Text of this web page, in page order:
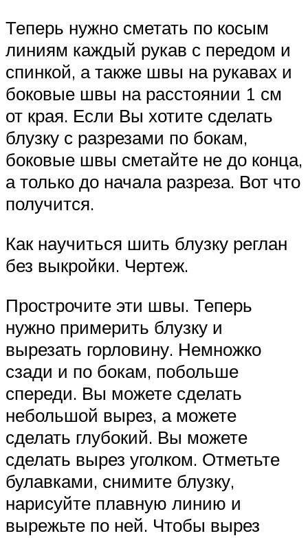
Теперь нужно сметать по косым
линиям каждый рукав с передом и
спинкой, а также швы на рукавах и
боковые швы на расстоянии 1 см
от края. Если Вы хотите сделать
блузку с разрезами по бокам,
боковые швы сметайте не до конца,
а только до начала разреза. Вот что
получится.
Как научиться шить блузку реглан
без выкройки. Чертеж.
Прострочите эти швы. Теперь
нужно примерить блузку и
вырезать горловину. Немножко
сзади и по бокам, побольше
спереди. Вы можете сделать
небольшой вырез, а можете
сделать глубокий. Вы можете
сделать вырез уголком. Отметьте
булавками, снимите блузку,
нарисуйте плавную линию и
вырежьте по ней. Чтобы вырез